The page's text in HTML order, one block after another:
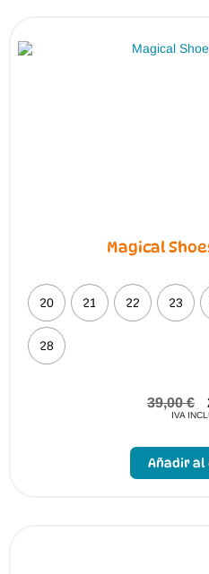
Magical
20 21 22 23
28
39,00€
IVA
Añadir